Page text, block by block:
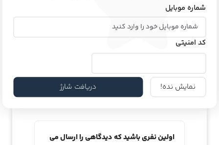
دیدگاه و پرسش
هیچ دیدگاهی برای این محصول نوشته نشده
است.
اولین نفری باشید که دیدگاهی را ارسال می
شماره موبایل
کد امنیتی
نمایش نده! دریافت شارژ